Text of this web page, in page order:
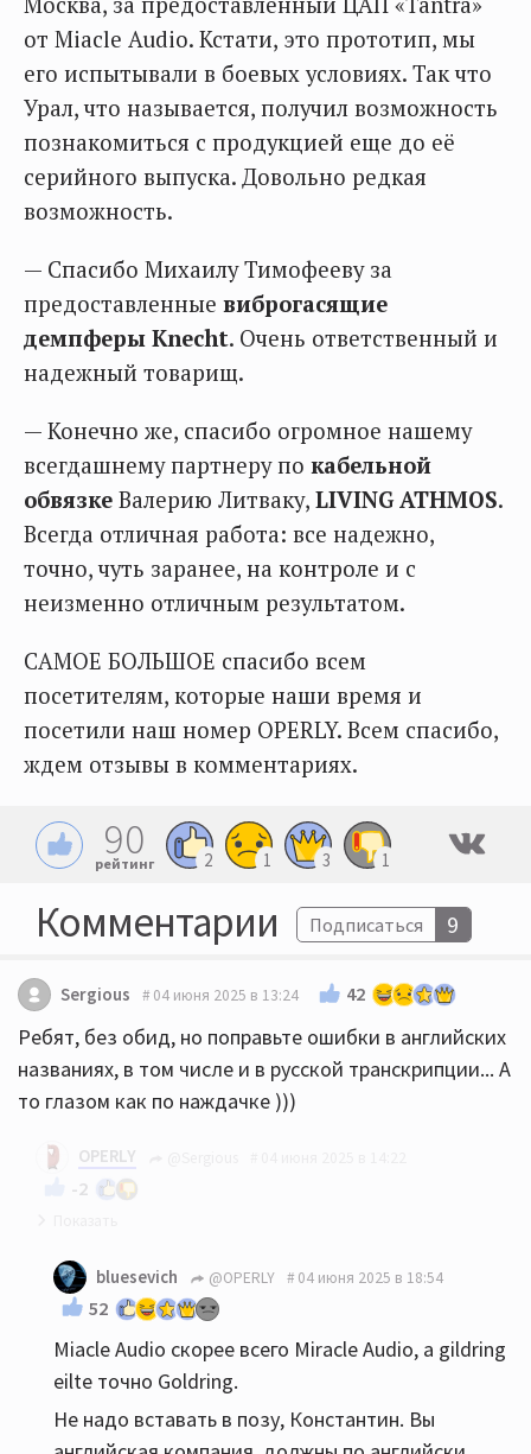
от Miacle Audio. Кстати, это прототип, мы
его испытывали в боевых условиях. Так что
Урал, что называется, получил возможность
познакомиться с продукцией еще до её
серийного выпуска. Довольно редкая
возможность.
— Спасибо Михаилу Тимофееву за
предоставленные виброгасящие
демпферы Knecht. Очень ответственный и
надежный товарищ.
— Конечно же, спасибо огромное нашему
всегдашнему партнеру по кабельной
обвязке Валерию Литваку, LIVING ATHMOS.
Всегда отличная работа: все надежно,
точно, чуть заранее, на контроле и с
неизменно отличным результатом.
САМОЕ БОЛЬШОЕ спасибо всем
посетителям, которые наши время и
посетили наш номер OPERLY. Всем спасибо,
ждем отзывы в комментариях.
90
рейтинг 2 1 3 1
Комментарии Подписаться 9
Sergious 04 июня 2025 в 13:24 42
Ребят, без обид, но поправьте ошибки в английских
названиях, в том числе и в русской транскрипции... А
то глазом как по наждачке )))
OPERLY
-2
если не трудно, покажите, где именно? Названия
оборудования, винил и цифра - честный копипаст
от предоставленной стороны. Что прислали, то и
помещено. Или еще где-то?
bluesevich @OPERLY 04 июня 2025 в 18:54
52
Miacle Audio скорее всего Miracle Audio, а gildring
eilte точно Goldring.
Не надо вставать в позу, Константин. Вы